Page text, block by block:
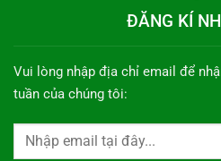
ĐĂNG KÍ
Vui lòng nhập địa chỉ email để
tuần của chúng tôi: